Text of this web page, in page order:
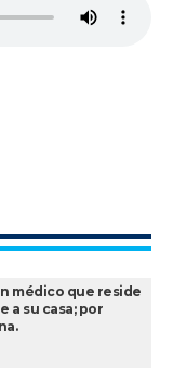
médico que reside
a su casa; por